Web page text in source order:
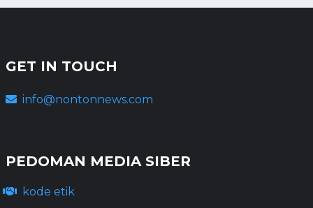
GET IN TOUCH
info@nontonnews.com
PEDOMAN MEDIA SIBER
kode etik